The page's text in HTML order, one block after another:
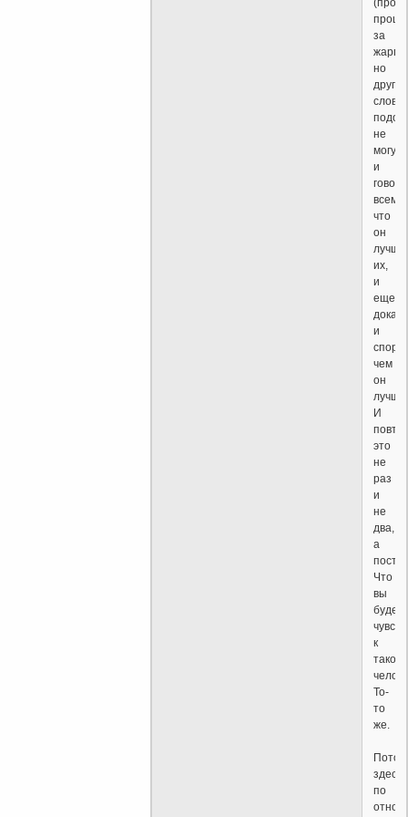
за
но
слова
не
могу)
и
всем,
что
он
лучше
их,
и
еще
и
чем
он
лучше.
И
это
не
раз
и
не
два,
а
Что
вы
к
такому
То-
то
же.
здесь
по